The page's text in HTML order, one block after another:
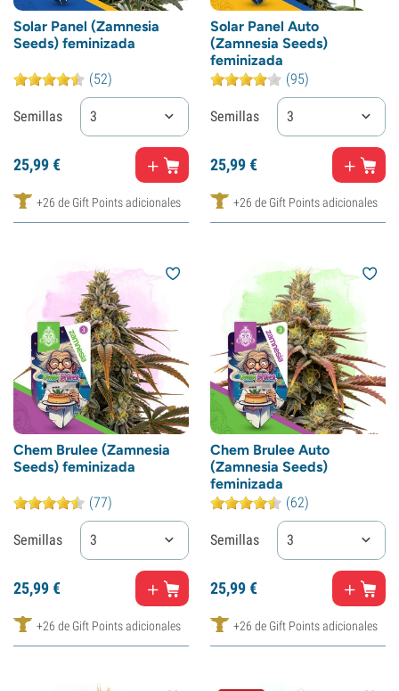
Solar Panel (Zamnesia
Seeds) feminizada
(52)
Semillas 3
25,99€
+26 de Gift Points adicionales
Solar Panel Auto
(Zamnesia Seeds)
feminizada
(95)
Semillas 3
25,99€
+26 de Gift Points adicionales
Chem Brulee (Zamnesia
Seeds) feminizada
(77)
Semillas 3
25,99€
+26 de Gift Points adicionales
Chem Brulee Auto
(Zamnesia Seeds)
feminizada
(62)
Semillas 3
25,99€
+26 de Gift Points adicionales